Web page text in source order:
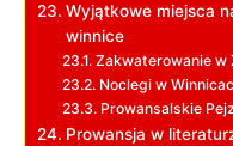
Wyjątkowe miejsca
winnice
Zakwaterowanie w
Noclegi w
Prowansalskie
Prowansja w